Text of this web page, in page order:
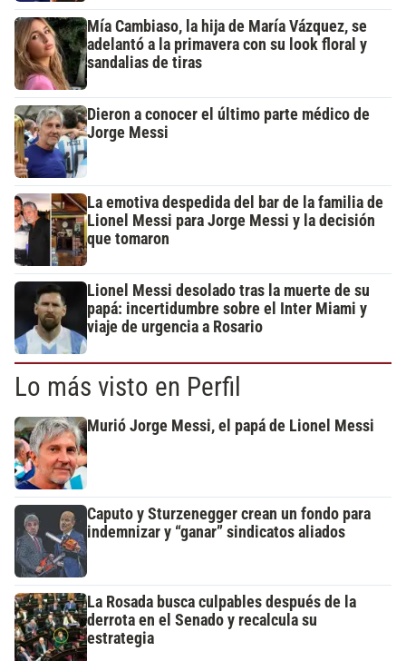
Mía Cambiaso, la hija de María Vázquez, se
adelantó a la primavera con su look floral y
sandalias de tiras
Dieron a conocer el último parte médico de
Jorge Messi
La emotiva despedida del bar de la familia de
Lionel Messi para Jorge Messi y la decisión
que tomaron
Lionel Messi desolado tras la muerte de su
papá: incertidumbre sobre el Inter Miami y
viaje de urgencia a Rosario
Lo más visto en Perfil
Murió Jorge Messi, el papá de Lionel Messi
Caputo y Sturzenegger crean un fondo para
indemnizar y “ganar” sindicatos aliados
La Rosada busca culpables después de la
derrota en el Senado y recalcula su
estrategia